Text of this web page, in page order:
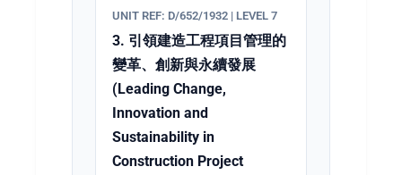
UNIT REF: D/652/1932 | LEVEL 7
3. 引領建造工程項目管理的
變革、創新與永續發展
(Leading Change,
Innovation and
Sustainability in
Construction Project